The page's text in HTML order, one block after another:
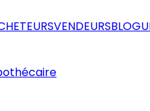
VENDEURS